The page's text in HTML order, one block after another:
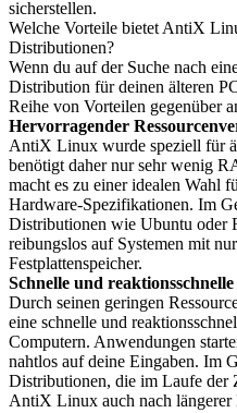
sicherstellen.
Welche Vorteile bietet AntiX
Distributionen?
Wenn du auf der Suche nach
Distribution für deinen älteren
Reihe von Vorteilen gegenüber
Hervorragender
AntiX Linux wurde speziell für
benötigt daher nur sehr wenig
macht es zu einer idealen Wahl
Hardware-Spezifikationen. Im
Distributionen wie Ubuntu oder
reibungslos auf Systemen mit
Festplattenspeicher.
Schnelle und
Durch seinen geringen
eine schnelle und
Computern. Anwendungen
nahtlos auf deine Eingaben. Im
Distributionen, die im Laufe der
AntiX Linux auch nach längerer